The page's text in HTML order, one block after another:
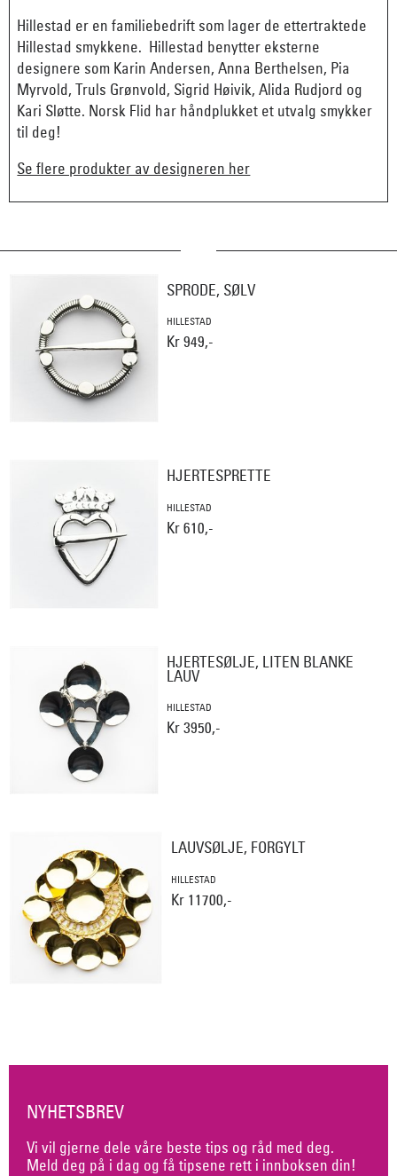
Hillestad er en familiebedrift som lager de ettertraktede
Hillestad smykkene. Hillestad benytter eksterne
designere som Karin Andersen, Anna Berthelsen, Pia
Myrvold, Truls Grønvold, Sigrid Høivik, Alida Rudjord og
Kari Sløtte. Norsk Flid har håndplukket et utvalg smykker
til deg!
Se flere produkter av designeren her
SPRODE, SØLV
HILLESTAD
Kr 949,-
HJERTESPRETTE
HILLESTAD
Kr 610,-
HJERTESØLJE, LITEN BLANKE
LAUV
HILLESTAD
Kr 3950,-
LAUVSØLJE, FORGYLT
HILLESTAD
Kr 11700,-
NYHETSBREV
Vi vil gjerne dele våre beste tips og råd med deg.
Meld deg på i dag og få tipsene rett i innboksen din!